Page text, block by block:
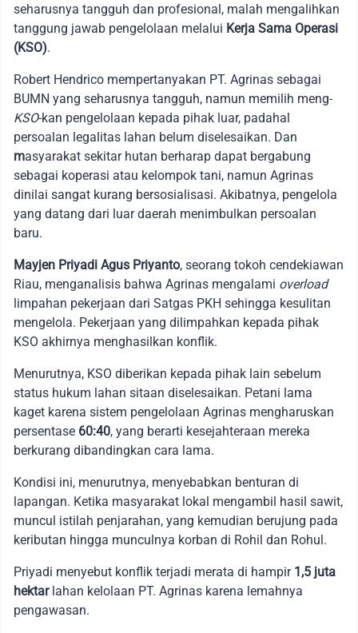
seharusnya tangguh dan profesional, malah mengalihkan
tanggung jawab pengelolaan melalui Kerja Sama Operasi
(KSO).
Robert Hendrico mempertanyakan PT. Agrinas sebagai
BUMN yang seharusnya tangguh, namun memilih meng-
KSO-kan pengelolaan kepada pihak luar, padahal
persoalan legalitas lahan belum diselesaikan. Dan
masyarakat sekitar hutan berharap dapat bergabung
sebagai koperasi atau kelompok tani, namun Agrinas
dinilai sangat kurang bersosialisasi. Akibatnya, pengelola
yang datang dari luar daerah menimbulkan persoalan
baru.
Mayjen Priyadi Agus Priyanto, seorang tokoh cendekiawan
Riau, menganalisis bahwa Agrinas mengalami overload
limpahan pekerjaan dari Satgas PKH sehingga kesulitan
mengelola. Pekerjaan yang dilimpahkan kepada pihak
KSO akhirnya menghasilkan konflik.
Menurutnya, KSO diberikan kepada pihak lain sebelum
status hukum lahan sitaan diselesaikan. Petani lama
kaget karena sistem pengelolaan Agrinas mengharuskan
persentase 60:40, yang berarti kesejahteraan mereka
berkurang dibandingkan cara lama.
Kondisi ini, menurutnya, menyebabkan benturan di
lapangan. Ketika masyarakat lokal mengambil hasil sawit,
muncul istilah penjarahan, yang kemudian berujung pada
keributan hingga munculnya korban di Rohil dan Rohul.
Priyadi menyebut konflik terjadi merata di hampir 1,5 juta
hektarlahan kelolaan PT. Agrinas karena lemahnya
pengawasan.